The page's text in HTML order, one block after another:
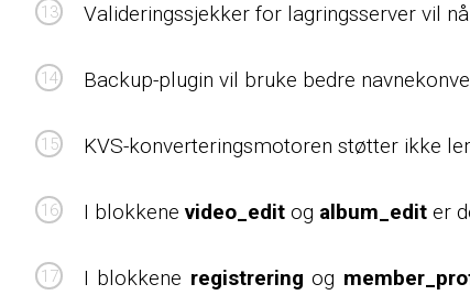
Valideringssjekker for lagringsserver vil
Backup-plugin vil bruke bedre
KVS-konverteringsmotoren støtter ikke
I blokkene video_edit og album_edit er
I blokkene registrering og